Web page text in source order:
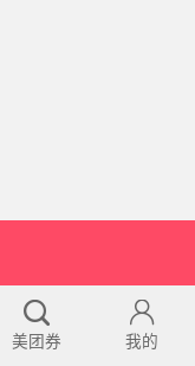
美团券 我的